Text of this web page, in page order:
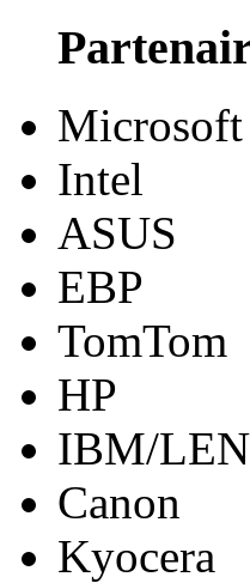
Microsoft
Intel
ASUS
EBP
TomTom
HP
IBM/
Canon
Kyocera